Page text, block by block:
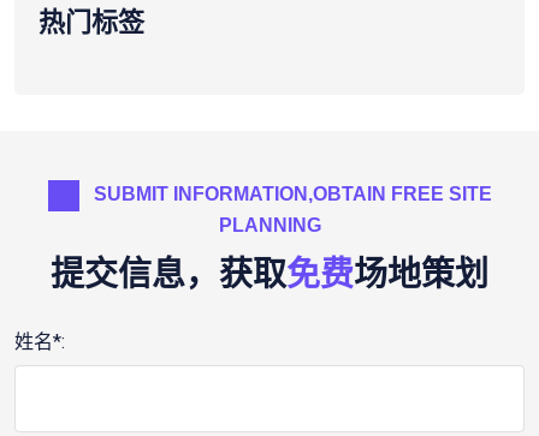
热门标签
SUBMIT INFORMATION,OBTAIN FREE SITE
PLANNING
提交信息，获取免费场地策划
姓名*: